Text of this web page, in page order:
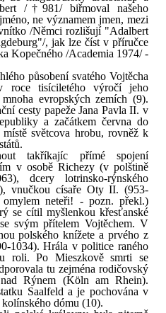
/†981/ biřmoval našeho
ne významem jmen, mezi
/Němci rozlišují "Adalbert
, jak lze číst v příručce
Kopečného /Academia 1974/ -
působení svatého Vojtěcha
roce tisíciletého výročí jeho
evropských zemích (9).
cesty papeže Jana Pavla II. v
a začátkem června do
světcova hrobu, rovněž k
takříkajíc přímé spojení
v osobě Richezy (v polštině
dcery lotrinsko-rýnského
vnučkou císaře Oty II. (953-
neteři! - pozn. překl.)
se cítil myšlenkou křesťanské
svým přítelem Vojtěchem. V
polského knížete a prvého z
1034). Hrála v politice raného
roli. Po Mieszkově smrti se
tu zejména rodičovský
Rýnem (Köln am Rhein).
Saalfeld a je pochována v
dómu (10).